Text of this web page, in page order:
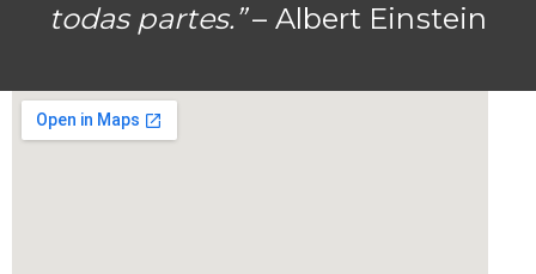
todas partes.”– Albert Einstein